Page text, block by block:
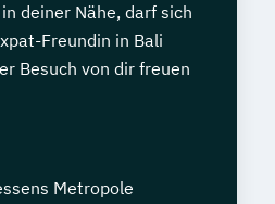
deiner Nähe, darf sich
Freundin in Bali
Besuch von dir freuen
Metropole